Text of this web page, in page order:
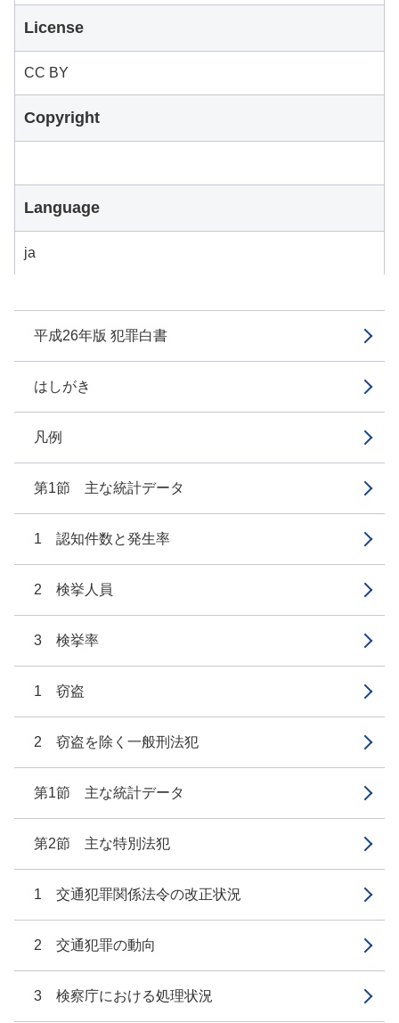
平成26年版 犯罪白書
はしがき
凡例
第1節 主な統計データ
1 認知件数と発生率
2 検挙人員
3 検挙率
1 窃盗
2 窃盗を除く一般刑法犯
第1節 主な統計データ
第2節 主な特別法犯
1 交通犯罪関係法令の改正状況
2 交通犯罪の動向
3 検察庁における処理状況
License
CC BY
Copyright
Language
ja